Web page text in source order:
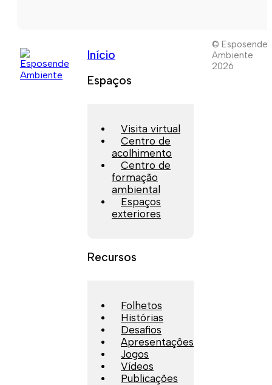
Início
Espaços
Visita virtual
Centro de
acolhimento
Centro de
formação
ambiental
Espaços
exteriores
Recursos
Folhetos
Histórias
Desafios
Apresentações
Jogos
Vídeos
Publicações
© Esposende
Ambiente
2026